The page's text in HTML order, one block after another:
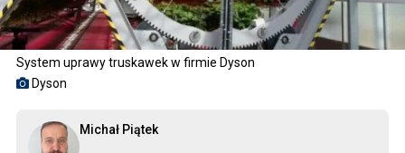
System uprawy truskawek w firmie Dyson
Dyson
Michał Piątek